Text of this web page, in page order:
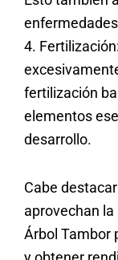
4.
fertilización
elementos
desarrollo.
Cabe
aprovechan la
Árbol Tambor